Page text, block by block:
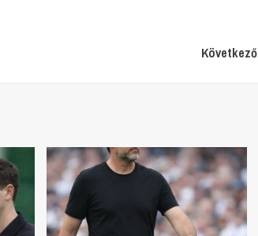
Következő